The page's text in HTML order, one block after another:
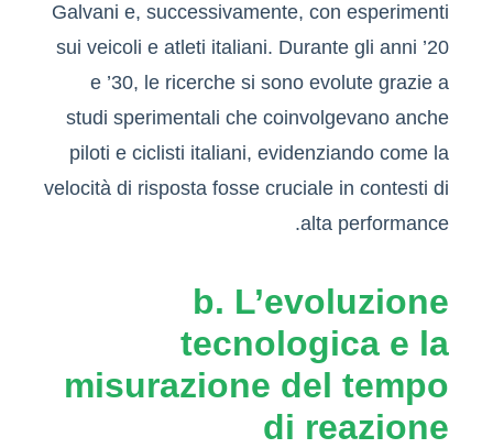
Galvani e, successivamente, con esperimenti
sui veicoli e atleti italiani. Durante gli anni ’20
e ’30, le ricerche si sono evolute grazie a
studi sperimentali che coinvolgevano anche
piloti e ciclisti italiani, evidenziando come la
velocità di risposta fosse cruciale in contesti di
alta performance.
b. L’evoluzione
tecnologica e la
misurazione del tempo
di reazione